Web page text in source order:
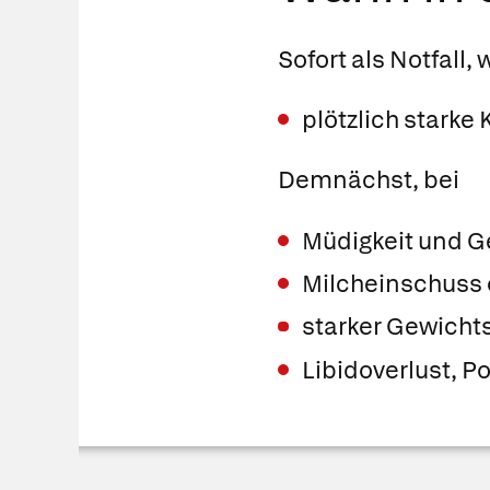
Sofort als Notfall,
plötzlich starke
Demnächst, bei
Müdigkeit und
Milcheinschuss
starker
Libidoverlust,